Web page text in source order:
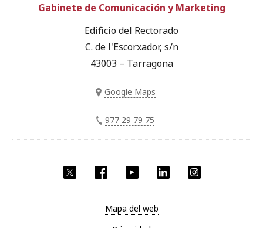
Twitter Facebook YouTube LinkedIn
Gabinete de Comunicación y Marketing
Edificio del Rectorado
C. de l'Escorxador, s/n
43003 – Tarragona
Google Maps
977 29 79 75
Mapa del web